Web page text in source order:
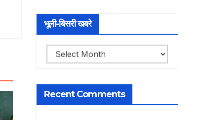
भूली-बिसरी खबरे
भूली-
बिसरी
Recent Comments